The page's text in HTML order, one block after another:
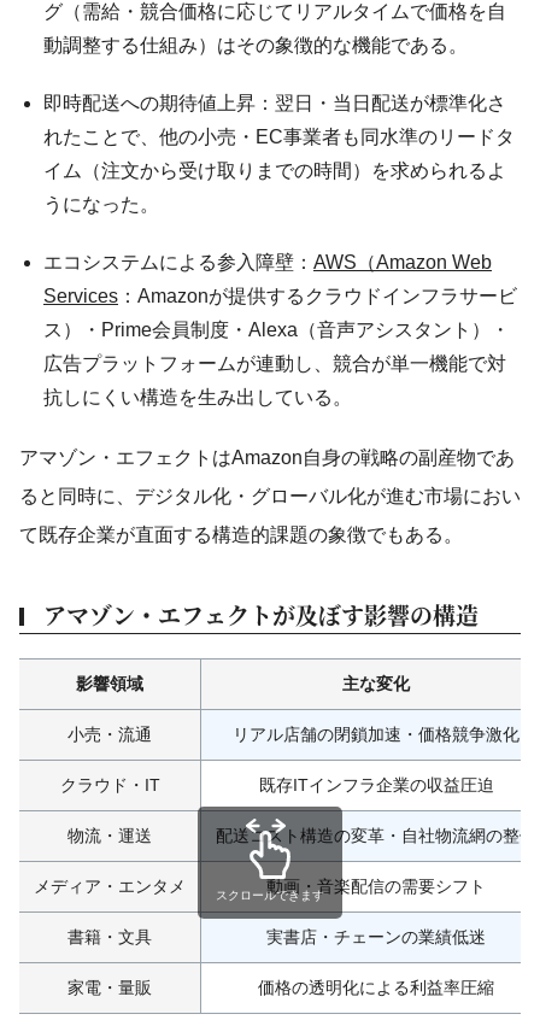
グ（需給・競合価格に応じてリアルタイムで価格を自
動調整する仕組み）はその象徴的な機能である。
即時配送への期待値上昇：翌日・当日配送が標準化さ
れたことで、他の小売・EC事業者も同水準のリードタ
イム（注文から受け取りまでの時間）を求められるよ
うになった。
エコシステムによる参入障壁： AWS（Amazon Web
Services ：Amazonが提供するクラウドインフラサービ
ス）・Prime会員制度・Alexa（音声アシスタント）・
広告プラットフォームが連動し、競合が単一機能で対
抗しにくい構造を生み出している。
アマゾン・エフェクトはAmazon自身の戦略の副産物であ
ると同時に、デジタル化・グローバル化が進む市場におい
て既存企業が直面する構造的課題の象徴でもある。
アマゾン・エフェクトが及ぼす影響の構造
影響領域 主な変化
小売・流通 リアル店舗の閉鎖加速・価格競争激化
クラウド・IT 既存ITインフラ企業の収益圧迫
物流・運送 配送コスト構造の変革・自社物流網の整備
メディア・エンタメ 動画・音楽配信の需要シフト
書籍・文具 実書店・チェーンの業績低迷
家電・量販 価格の透明化による利益率圧縮
スクロールできます